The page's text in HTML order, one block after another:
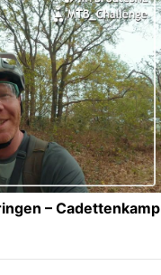
– Cadettenkamp